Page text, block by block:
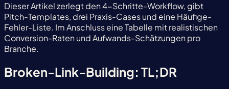
Dieser Artikel zerlegt den 4-Schritte-Workflow, gibt
Pitch-Templates, drei Praxis-Cases und eine Häufige-
Fehler-Liste. Im Anschluss eine Tabelle mit realistischen
Conversion-Raten und Aufwands-Schätzungen pro
Branche.
Broken-Link-Building: TL;DR